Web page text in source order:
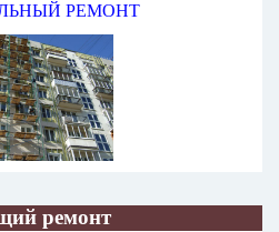
РЕМОНТ
ремонт